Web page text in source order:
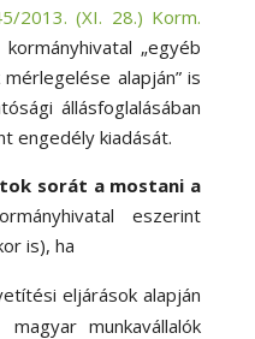
2013. (XI. 28.) Korm.
„egyéb
alapján” is
állásfoglalásában
engedély kiadását.
sorát a mostani a
eszerint
is), ha
eljárások alapján
munkavállalók